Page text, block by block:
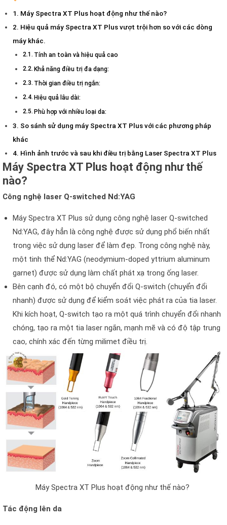
Máy Spectra XT Plus hoạt động như thế nào?
Hiệu quả máy Spectra XT Plus vượt trội hơn so với các dòng
máy khác.
Tính an toàn và hiệu quả cao
Khả năng điều trị đa dạng:
Thời gian điều trị ngắn:
Hiệu quả lâu dài:
Phù hợp với nhiều loại da:
So sánh sử dụng máy Spectra XT Plus với các phương pháp
khác
Hình ảnh trước và sau khi điều trị bằng Laser Spectra XT Plus
Máy Spectra XT Plus hoạt động như thế
nào?
Công nghệ laser Q-switched Nd:YAG
Máy Spectra XT Plus sử dụng công nghệ laser Q-switched
Nd:YAG, đây hẳn là công nghệ được sử dụng phổ biến nhất
trong việc sử dụng laser để làm đẹp. Trong công nghệ này,
một tinh thể Nd:YAG (neodymium-doped yttrium aluminum
garnet) được sử dụng làm chất phát xạ trong ống laser.
Bên cạnh đó, có một bộ chuyển đổi Q-switch (chuyển đổi
nhanh) được sử dụng để kiểm soát việc phát ra của tia laser.
Khi kích hoạt, Q-switch tạo ra một quá trình chuyển đổi nhanh
chóng, tạo ra một tia laser ngắn, mạnh mẽ và có độ tập trung
cao, chính xác đến từng milimet điều trị.
Máy Spectra XT Plus hoạt động như thế nào?
Tác động lên da